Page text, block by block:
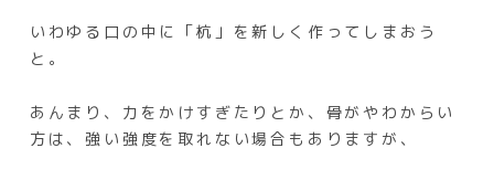
いわゆる口の中に「杭」を新しく作ってしまおう
と。
あんまり、力をかけすぎたりとか、骨がやわからい
方は、強い強度を取れない場合もありますが、